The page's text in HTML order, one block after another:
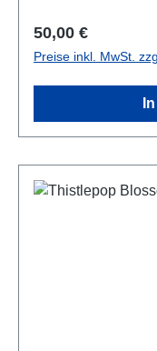
Regulärer Preis:
50,00 €
Preise inkl. MwSt.